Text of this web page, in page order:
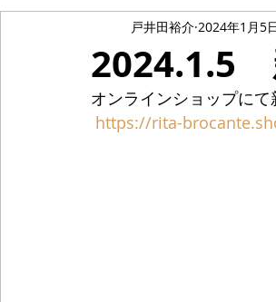
2024.1.5
戸井田裕介 2024年1月5
オンラインショップに
https://rita-